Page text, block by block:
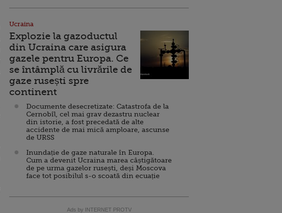
Ucraina
Explozie la gazoductul
din Ucraina care asigura
gazele pentru Europa. Ce
se întâmplă cu livrările de
gaze rusești spre
continent
Documente desecretizate: Catastrofa de la
Cernobîl, cel mai grav dezastru nuclear
din istorie, a fost precedată de alte
accidente de mai mică amploare, ascunse
de URSS
Inundație de gaze naturale în Europa.
Cum a devenit Ucraina marea câștigătoare
de pe urma gazelor rusești, deși Moscova
face tot posibilul s-o scoată din ecuație
Ads by INTERNET PROTV